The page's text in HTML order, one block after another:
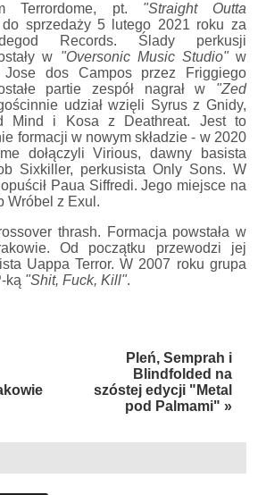
Terrordome, pt. "Straight Outta
do sprzedaży 5 lutego 2021 roku za
Records. Ślady perkusji
w "Oversonic Music Studio" w
Jose dos Campos przez Friggiego
partie zespół nagrał w "Zed
udział wzięli Syrus z Gnidy,
Mind i Kosa z Deathreat. Jest to
formacji w nowym składzie - w 2020
dołączyli Virious, dawny basista
Sixkiller, perkusista Only Sons. W
Paua Siffredi. Jego miejsce na
Wróbel z Exul.
thrash. Formacja powstała w
Od początku przewodzi jej
Uappa Terror. W 2007 roku grupa
ką "Shit, Fuck, Kill".
Pleń, Semprah i
Blindfolded na
szóstej edycji "Metal
pod Palmami" »